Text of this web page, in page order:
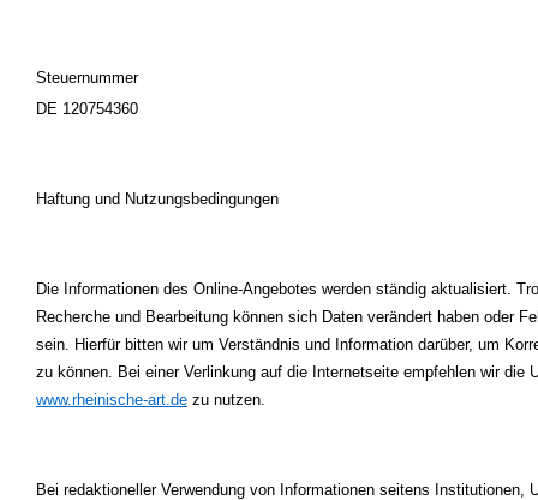
Steuernummer
DE 120754360
Haftung und Nutzungsbedingungen
Die Informationen des Online-Angebotes werden ständig aktualisiert.
Recherche und Bearbeitung können sich Daten verändert haben oder
sein. Hierfür bitten wir um Verständnis und Information darüber, um
zu können. Bei einer Verlinkung auf die Internetseite empfehlen wir die
www.rheinische-art.de zu nutzen.
Bei redaktioneller Verwendung von Informationen seitens Institutionen,